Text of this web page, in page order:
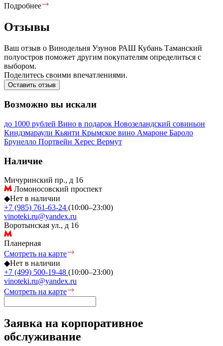
Подробнее
Отзывы
Ваш отзыв о Винодельня Узунов РАШ Кубань Таманский
полуостров поможет другим покупателям определиться с
выбором.
Поделитесь своими впечатлениями.
Оставить отзыв
Возможно вы искали
до 1000 рублей Вино в подарок Новозеландский совиньон
Киндзмараули Кьянти Крымское вино Амароне Бароло
Брунелло Портвейн Херес Вермут
Наличие
Мичуринский пр., д 16
Ломоносовский проспект
◆Нет в наличии
+7 (985) 761-63-24 (10:00–23:00)
vinoteki.ru@yandex.ru
Воротынская ул., д 16
Планерная
Смотреть на карте
◆Нет в наличии
+7 (499) 500-19-48 (10:00–23:00)
vinoteki.ru@yandex.ru
Смотреть на карте
Заявка на корпоративное
обслуживание